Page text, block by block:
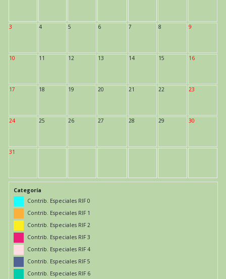
3 4 5 6 7 8 9
10 11 12 13 14 15 16
17 18 19 20 21 22 23
24 25 26 27 28 29 30
31
Categoría
Contrib. Especiales RIF 0
Contrib. Especiales RIF 1
Contrib. Especiales RIF 2
Contrib. Especiales RIF 3
Contrib. Especiales RIF 4
Contrib. Especiales RIF 5
Contrib. Especiales RIF 6